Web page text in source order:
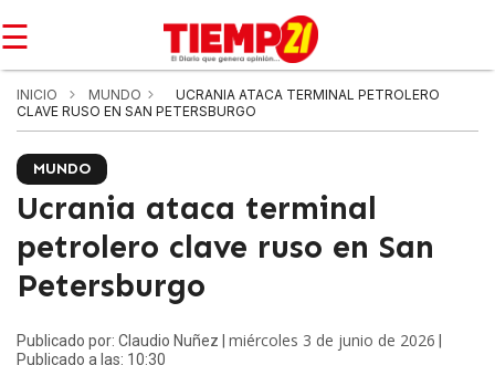
☰
INICIO MUNDO
UCRANIA ATACA TERMINAL PETROLERO
CLAVE RUSO EN SAN PETERSBURGO
MUNDO
Ucrania ataca terminal
petrolero clave ruso en San
Petersburgo
Publicado por: Claudio Nuñez | miércoles 3 de junio de 2026
Publicado a las: 10:30